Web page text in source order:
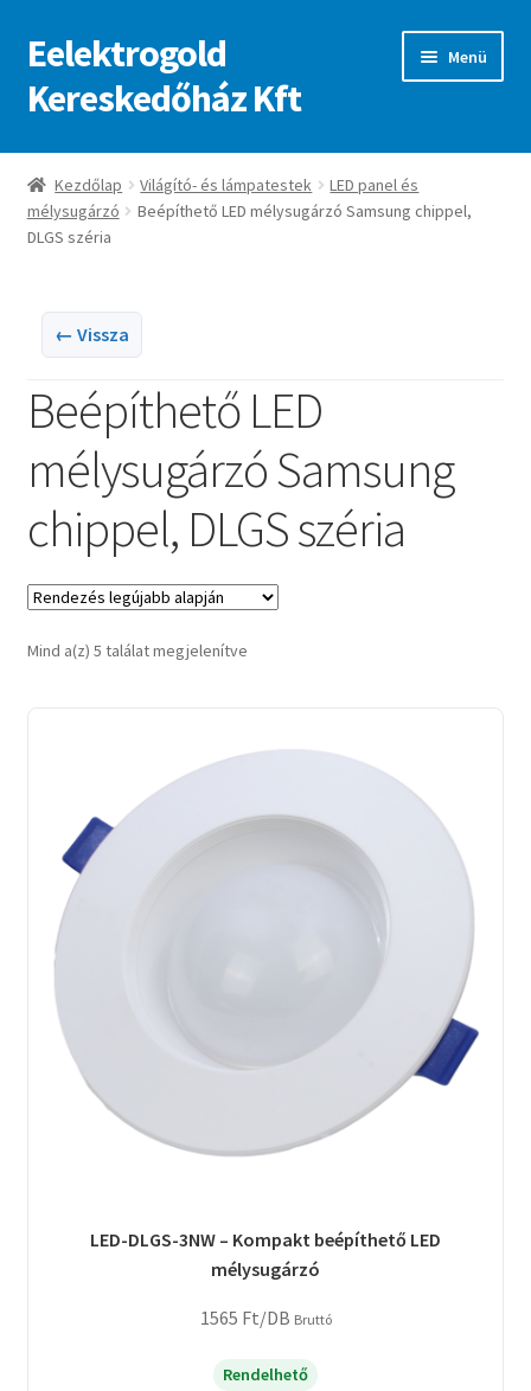
Ugrás
a
navigációhoz
Kilépés
a
tartalomba
Eelektrogold
Kereskedőház Kft
Menü
Kezdőlap
A fiókom
ajanlatkeres
Kezdőlap Világító- és lámpatestek
LED panel és
mélysugárzó
Beépíthető LED mélysugárzó Samsung chippel,
DLGS széria
← Vissza
Beépíthető LED
mélysugárzó Samsung
chippel, DLGS széria
Mind a(z) 5 találat megjelenítveSorted
LED-DLGS-3NW – Kompakt beépíthető LED
mélysugárzó
1565 Ft/DB Bruttó
Rendelhető